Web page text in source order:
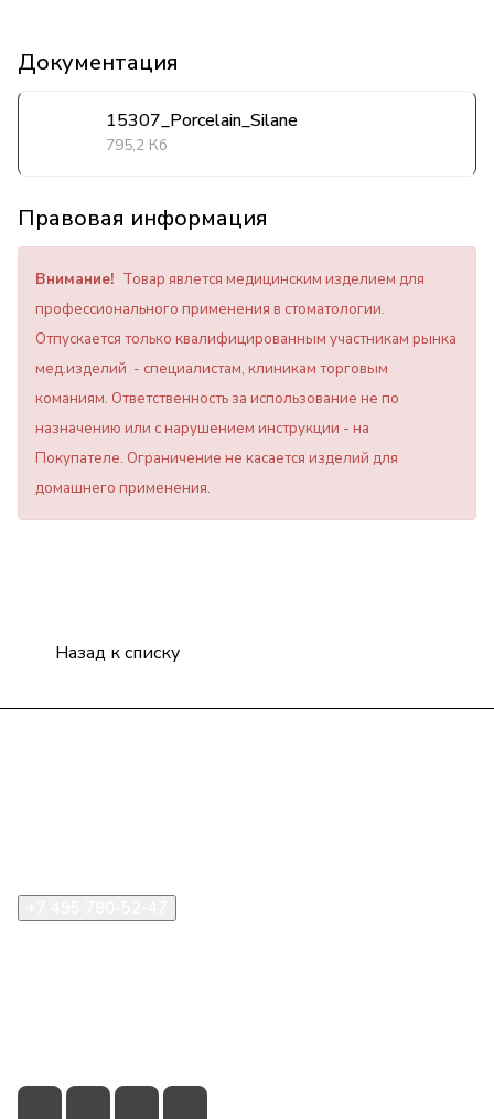
Документация
15307_Porcelain_Silane
795,2 Кб
Правовая информация
Внимание! Товар явлется медицинским изделием для
профессионального применения в стоматологии.
Отпускается только квалифицированным участникам рынка
мед.изделий - специалистам, клиникам торговым
команиям. Ответственность за использование не по
назначению или с нарушением инструкции - на
Покупателе. Ограничение не касается изделий для
домашнего применения.
Назад к списку